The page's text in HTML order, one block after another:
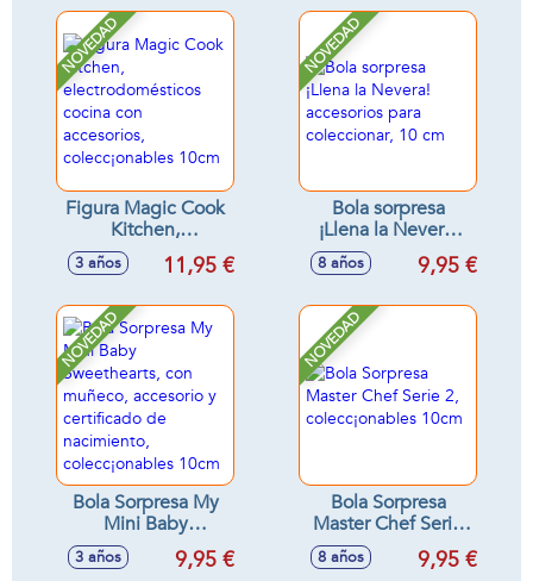
con acabado cristal
y una sorpresa.
15.1x15.1x4.4 cm -
Modelos surtidos
NOVEDAD
Figura Magic Cook
Kitchen,
electrodomésticos
cocina con
colecc¡onables
10cm
3 años 11,95 €
NOVEDAD
Bola sorpresa
¡Llena la Nevera!
accesorios para
coleccionar, 10 cm
8 años 9,95 €
NOVEDAD
Bola Sorpresa My
Mini Baby
Sweethearts, con
muñeco, accesorio
3 años 9,95 €
NOVEDAD
Bola Sorpresa
Master Chef Serie
2, colecc¡onables
10cm
8 años 9,95 €